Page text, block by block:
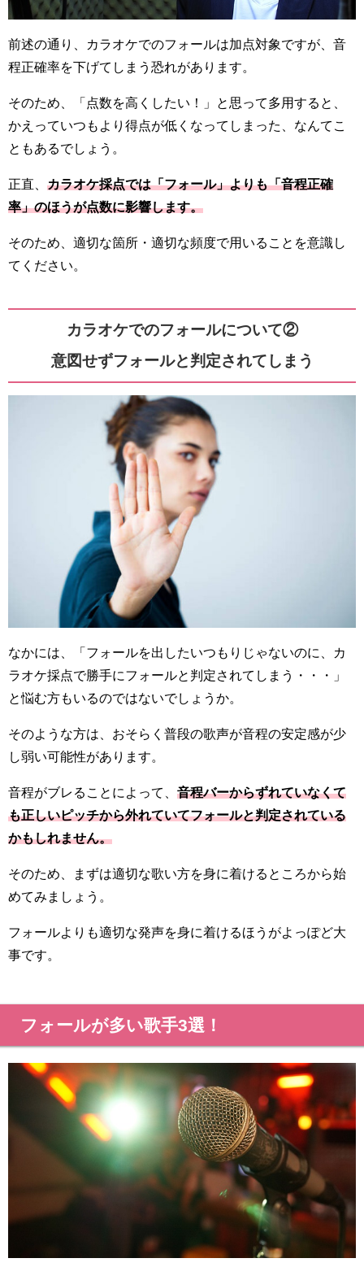
前述の通り、カラオケでのフォールは加点対象ですが、音
程正確率を下げてしまう恐れがあります。
そのため、「点数を高くしたい！」と思って多用すると、
かえっていつもより得点が低くなってしまった、なんてこ
ともあるでしょう。
正直、 カラオケ採点では「フォール」よりも「音程正確
率」のほうが点数に影響します。
そのため、適切な箇所・適切な頻度で用いることを意識し
てください。
カラオケでのフォールについて②
意図せずフォールと判定されてしまう
なかには、「フォールを出したいつもりじゃないのに、カ
ラオケ採点で勝手にフォールと判定されてしまう・・・」
と悩む方もいるのではないでしょうか。
そのような方は、おそらく普段の歌声が音程の安定感が少
し弱い可能性があります。
音程がブレることによって、 音程バーからずれていなくて
も正しいピッチから外れていてフォールと判定されている
かもしれません。
そのため、まずは適切な歌い方を身に着けるところから始
めてみましょう。
フォールよりも適切な発声を身に着けるほうがよっぽど大
事です。
フォールが多い歌手3選！